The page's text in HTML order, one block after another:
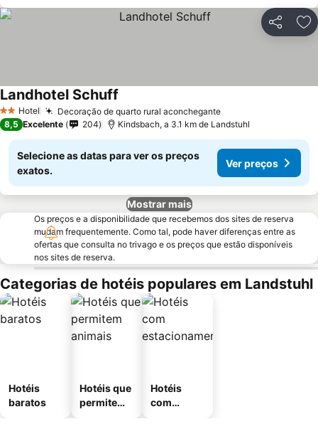
Partilhar
2 Estrelas
Hotel Decoração de quarto rural aconchegante
Landhotel Schuff
8,5 Excelente 204 Kindsbach, a 3.1 km de Landstuhl
Selecione as datas para ver os preços
exatos.
Ver preços
Mostrar mais
Os preços e a disponibilidade que recebemos dos sites de reserva
mudam frequentemente. Como tal, pode haver diferenças entre as
ofertas que consulta no trivago e os preços que estão disponíveis
nos sites de reserva.
Categorias de hotéis populares em Landstuhl
Hotéis
baratos
Hotéis que
permitem
Hotéis
com